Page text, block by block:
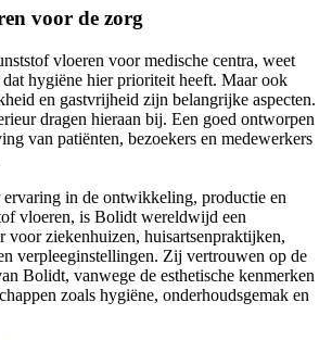
voor de zorg
vloeren voor medische centra, weet
hygiëne hier prioriteit heeft. Maar ook
en gastvrijheid zijn belangrijke aspecten.
dragen hieraan bij. Een goed ontworpen
van patiënten, bezoekers en medewerkers
ervaring in de ontwikkeling, productie en
vloeren, is Bolidt wereldwijd een
voor ziekenhuizen, huisartsenpraktijken,
verpleeginstellingen. Zij vertrouwen op de
Bolidt, vanwege de esthetische kenmerken
zoals hygiëne, onderhoudsgemak en